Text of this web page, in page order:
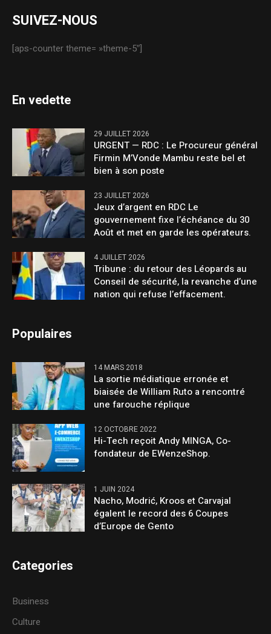
SUIVEZ-NOUS
[aps-counter theme= »theme-5″]
En vedette
29 JUILLET 2026
URGENT — RDC : Le Procureur général
Firmin M’Vonde Mambu reste bel et
bien à son poste
23 JUILLET 2026
Jeux d’argent en RDC Le
gouvernement fixe l’échéance du 30
Août et met en garde les opérateurs.
4 JUILLET 2026
Tribune : du retour des Léopards au
Conseil de sécurité, la revanche d’une
nation qui refuse l’effacement.
Populaires
14 MARS 2018
La sortie médiatique erronée et
biaisée de William Ruto a rencontré
une farouche réplique
12 OCTOBRE 2022
Hi-Tech reçoit Andy MINGA, Co-
fondateur de EWenzeShop.
1 JUIN 2024
Nacho, Modrić, Kroos et Carvajal
égalent le record des 6 Coupes
d’Europe de Gento
Categories
Business
Culture